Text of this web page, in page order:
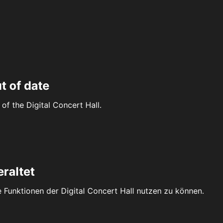
of date
the Digital Concert Hall.
der Digital Concert Hall nutzen zu können.